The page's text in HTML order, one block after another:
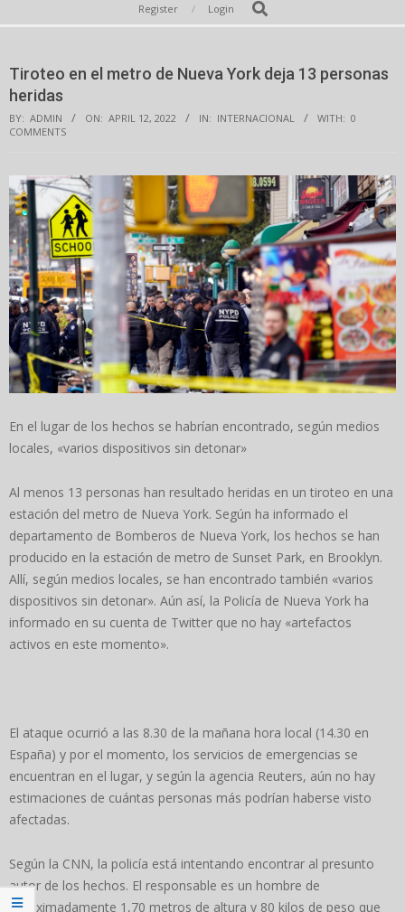
Navigation
Register Login Search
Tiroteo en el metro de Nueva York deja 13 personas
heridas
BY: ADMIN ON: APRIL 12, 2022 IN: INTERNACIONAL WITH: 0
COMMENTS
En el lugar de los hechos se habrían encontrado, según medios
locales, «varios dispositivos sin detonar»
Al menos 13 personas han resultado heridas en un tiroteo en una
estación del metro de Nueva York. Según ha informado el
departamento de Bomberos de Nueva York, los hechos se han
producido en la estación de metro de Sunset Park, en Brooklyn.
Allí, según medios locales, se han encontrado también «varios
dispositivos sin detonar». Aún así, la Policía de Nueva York ha
informado en su cuenta de Twitter que no hay «artefactos
activos en este momento».
El ataque ocurrió a las 8.30 de la mañana hora local (14.30 en
España) y por el momento, los servicios de emergencias se
encuentran en el lugar, y según la agencia Reuters, aún no hay
estimaciones de cuántas personas más podrían haberse visto
afectadas.
Según la CNN, la policía está intentando encontrar al presunto
autor de los hechos. El responsable es un hombre de
aproximadamente 1,70 metros de altura y 80 kilos de peso que